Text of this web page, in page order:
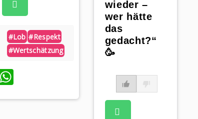
#lob #respekt
#wertschätzung
wieder –
wer hätte
das
gedacht?“
🥳